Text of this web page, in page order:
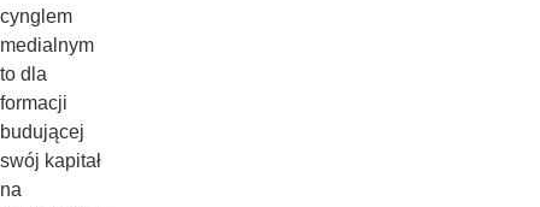
cynglem
medialnym
to dla
formacji
budującej
swój kapitał
na